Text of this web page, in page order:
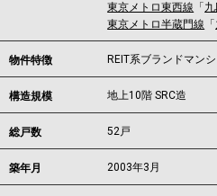
東京メトロ東西線 「
東京メトロ半蔵門線 「
物件特徴 REIT系ブランドマン
構造規模 地上10階 SRC造
総戸数 52戸
築年月 2003年3月